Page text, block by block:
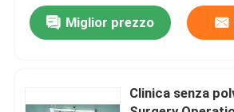
Stanza pulita modulare
Miglior prezzo
Clinica senza